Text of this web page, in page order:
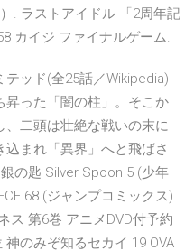
. ラストアイドル 「2周年記
カイジ ファイナルゲーム.
ッド(全25話／Wikipedia)
昇った「闇の柱」。そこか
、二頭は壮絶な戦いの末に
まれ「異界」へと飛ばさ
の匙 Silver Spoon 5 (少年
68 (ジャンプコミックス)
ス 第6巻 アニメDVD付予約
のみぞ知るセカイ 19 OVA